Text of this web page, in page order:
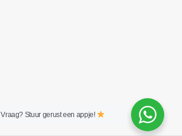
Vraag? Stuur gerust een appje!